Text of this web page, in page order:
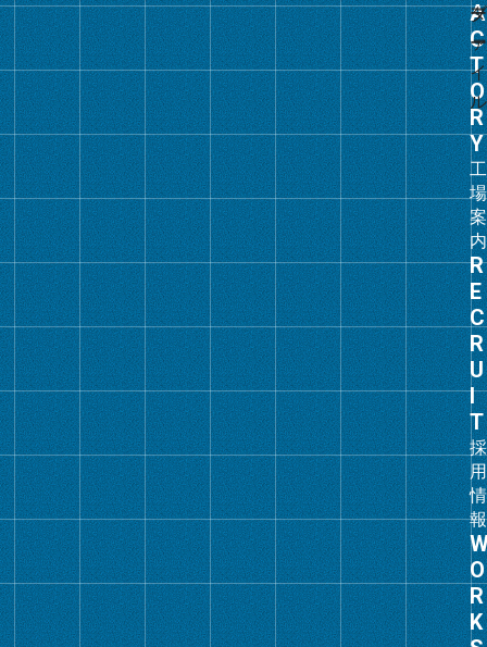
工
場
案
内
ル
ー
プ
リ
ン
ク
採
用
情
報
グ
ル
ー
プ
リ
ン
ク
グ
ル
ー
プ
ダ
ー
ー
フ
ァ
イ
ル